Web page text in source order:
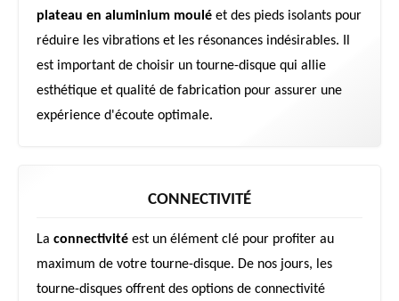
plateau en aluminium moulé et des pieds isolants pour
réduire les vibrations et les résonances indésirables. Il
est important de choisir un tourne-disque qui allie
esthétique et qualité de fabrication pour assurer une
expérience d'écoute optimale.
CONNECTIVITÉ
La connectivité est un élément clé pour profiter au
maximum de votre tourne-disque. De nos jours, les
tourne-disques offrent des options de connectivité